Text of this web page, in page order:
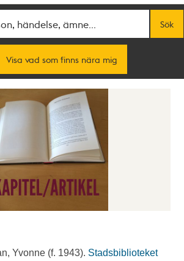
Sök
Visa vad som finns nära mig
Yvonne (f. 1943). Stadsbiblioteket